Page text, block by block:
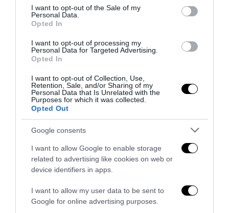
consent section.
I want to opt-out of the Sale of my
Personal Data.
Opted In
I want to opt-out of processing my
Personal Data for Targeted Advertising.
Opted In
I want to opt-out of Collection, Use,
Retention, Sale, and/or Sharing of my
Personal Data that Is Unrelated with the
Purposes for which it was collected.
Opted Out
Google consents
I want to allow Google to enable storage
related to advertising like cookies on web or
device identifiers in apps.
I want to allow my user data to be sent to
Google for online advertising purposes.
Finestre in PVC con isolamento acustico